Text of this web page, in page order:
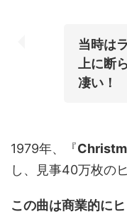
当時は
上に断
凄い！
1979年、『
し、見事40万枚の
この曲は商業的に